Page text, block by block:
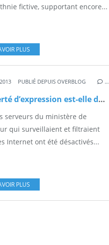
fictive, supportant encore...
PLUS
PUBLIÉ DEPUIS OVERBLOG …
La liberté d’expression est-elle de nouveau menacée en Tunisie?
serveurs du ministère de
qui surveillaient et filtraient
Internet ont été désactivés...
PLUS